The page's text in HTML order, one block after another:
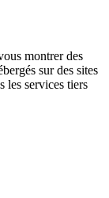
montrer des
sur des sites
les services tiers